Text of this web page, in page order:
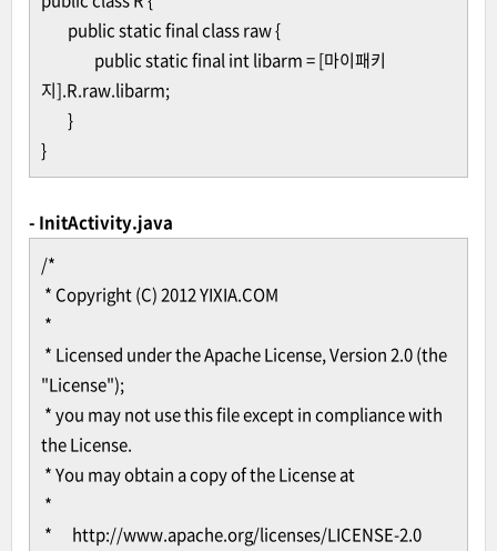
public static final class raw {
public static final int libarm = [마이패키
지].R.raw.libarm;
}
}
- InitActivity.java
/*
* Copyright (C) 2012 YIXIA.COM
*
* Licensed under the Apache License, Version 2.0 (the
"License");
* you may not use this file except in compliance with
the License.
* You may obtain a copy of the License at
*
* http://www.apache.org/licenses/LICENSE-2.0